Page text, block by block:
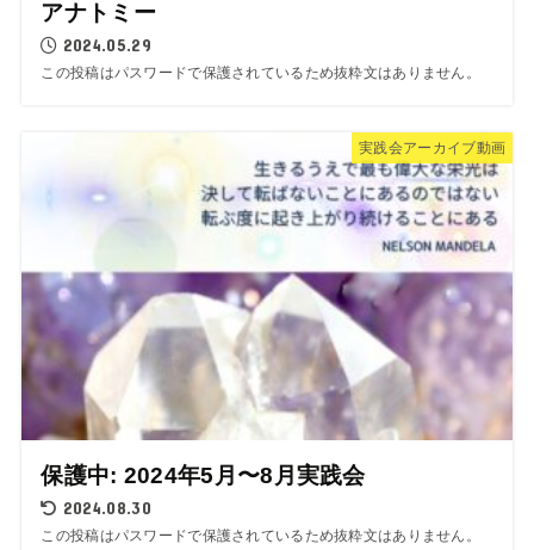
アナトミー
2024.05.29
この投稿はパスワードで保護されているため抜粋文はありません。
実践会アーカイブ動画
保護中: 2024年5月〜8月実践会
2024.08.30
この投稿はパスワードで保護されているため抜粋文はありません。